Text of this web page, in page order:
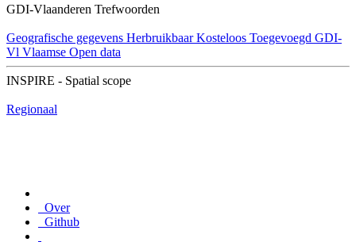
GDI-Vlaanderen Trefwoorden
Geografische gegevens Herbruikbaar Kosteloos Toegevoegd GDI-
Vl Vlaamse Open data
INSPIRE - Spatial scope
Regionaal
Over
Github